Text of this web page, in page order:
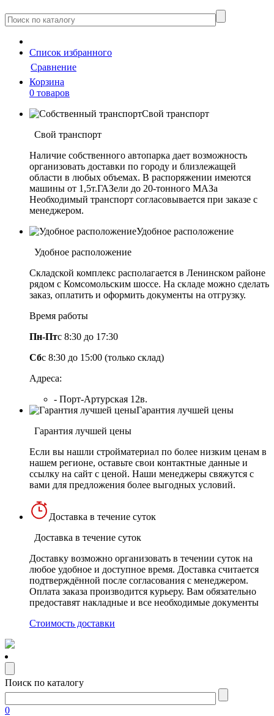
Cписок избранного
Сравнение
Корзина
0 товаров
Свой транспорт
Свой транспорт
Наличие собственного автопарка дает возможность
организовать доставки по городу и близлежащей
области в любых объемах. В распоряжении имеются
машины от 1,5т.ГАЗели до 20-тонного МАЗа
Необходимый транспорт согласовывается при заказе с
менеджером.
Удобное расположение
Удобное расположение
Складской комплекс располагается в Ленинском районе
рядом с Комсомольским шоссе. На складе можно сделать
заказ, оплатить и оформить документы на отгрузку.
Время работы
Пн-Птс 8:30 до 17:30
Сбс 8:30 до 15:00 (только склад)
Адреса:
- Порт-Артурская 12в.
Гарантия лучшей цены
Гарантия лучшей цены
Если вы нашли стройматериал по более низким ценам в
нашем регионе, оставьте свои контактные данные и
ссылку на сайт с ценой. Наши менеджеры свяжутся с
вами для предложения более выгодных условий.
Доставка в течение суток
Доставка в течение суток
Доставку возможно организовать в течении суток на
любое удобное и доступное время. Доставка считается
подтверждённой после согласования с менеджером.
Оплата заказа производится курьеру. Вам обязательно
предоставят накладные и все необходимые документы
Стоимость доставки
Поиск по каталогу
0